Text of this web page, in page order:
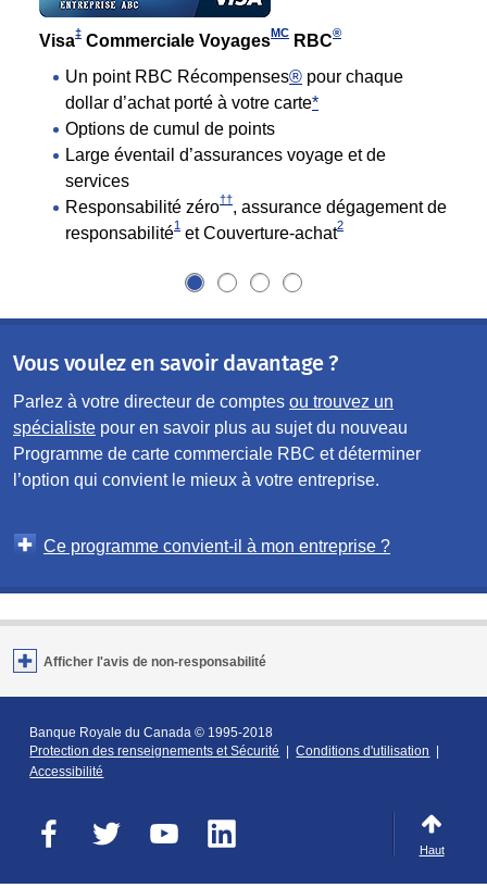
Visa‡ Commerciale VoyagesMC RBC®
Un point RBC Récompenses® pour chaque
dollar d’achat porté à votre carte*
Options de cumul de points
Large éventail d’assurances voyage et de
services
Responsabilité zéro††, assurance dégagement de
responsabilité1 et Couverture-achat2
Vous voulez en savoir davantage ?
Parlez à votre directeur de comptes ou trouvez un
spécialiste pour en savoir plus au sujet du nouveau
Programme de carte commerciale RBC et déterminer
l’option qui convient le mieux à votre entreprise.
Ce programme convient-il à mon entreprise ?
Afficher l'avis de non-responsabilité
Banque Royale du Canada © 1995-2018
Protection des renseignements et Sécurité
Conditions d'utilisation
Accessibilité
Haut